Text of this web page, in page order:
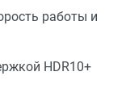
работы и
HDR10+